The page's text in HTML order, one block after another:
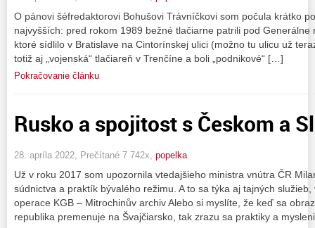
O pánovi šéfredaktorovi Bohušovi Trávníčkovi som počula krátko
najvyšších: pred rokom 1989 bežné tlačiarne patrili pod
ktoré sídlilo v Bratislave na Cintorínskej ulici (možno tu ulicu už
totiž aj „vojenská“ tlačiareň v Trenčíne a boli „podnikové“ […]
Pokračovanie článku
Rusko a spojitost s Českom a
28. apríla 2022, Prečítané 7 742x, popelka
Už v roku 2017 som upozornila vtedajšieho ministra vnútra ČR
súdnictva a praktík bývalého režimu. A to sa týka aj tajných
operace KGB – Mitrochinův archiv Alebo si myslíte, že keď sa
republika premenuje na Švajčiarsko, tak zrazu sa praktiky a